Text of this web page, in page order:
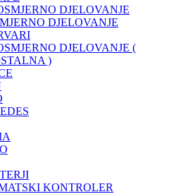
DJELOVANJE
DJELOVANJE
DJELOVANJE (
)
KONTROLER